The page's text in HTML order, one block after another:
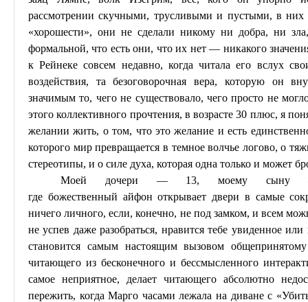
рассмотрении скучными, трусливыми и пустыми, в них
«хорошести», они не сделали никому ни добра, ни
формальной, что есть они, что их нет — никакого
к Рейнеке совсем недавно, когда читала его вслух
воздействия, та безоговорочная вера, которую он
значимым то, чего не существовало, чего просто не
этого коллективного прочтения, в возрасте 30 плюс, я
желании жить, о том, что это желание и есть
которого мир превращается в темное волчье логово, о
стереотипы, и о силе духа, которая одна только и может
Моей дочери — 13, моему
где божественный айфон открывает двери в самые
ничего личного, если, конечно, не под замком, и всем
не успев даже разобраться, нравится тебе увиденное или
становится самым настоящим вызовом
читающего из бесконечного и бессмысленного
самое неприятное, делает читающего абсолютно
пережить, когда Марго часами лежала на диване с